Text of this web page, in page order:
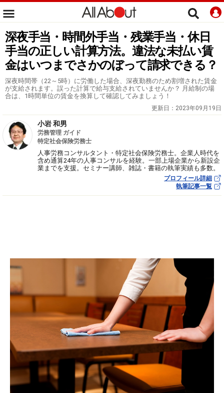
深夜手当・時間外手当・残業手当・休日
手当の正しい計算方法。違法な未払い賃
金はいつまでさかのぼって請求できる？
深夜時間帯（22～5時）に労働した場合、深夜勤務のため割増された賃金
が支給されます。誤った計算で給与支給されていませんか？ 月給制の場
合は、1時間単位の賃金を換算して確認してみましょう！
更新日： 2023年09月19日
小岩 和男
労務管理 ガイド
特定社会保険労務士
人事労務コンサルタント・特定社会保険労務士。企業人時代を
含め通算24年の人事コンサルを経験。一部上場企業から新設企
業までを支援。セミナー講師、雑誌・書籍の執筆実績も多数。
プロフィール詳細
執筆記事一覧